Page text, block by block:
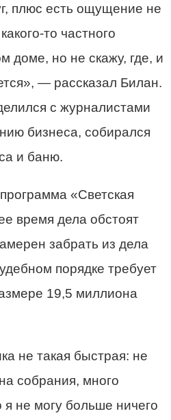
плюс есть ощущение не
то частного
доме, но не скажу, где, и
— рассказал Билан.
с журналистами
бизнеса, собирался
и баню.
«Светская
время дела обстоят
забрать из дела
порядке требует
19,5 миллиона
не такая быстрая: не
собрания, много
не могу больше ничего